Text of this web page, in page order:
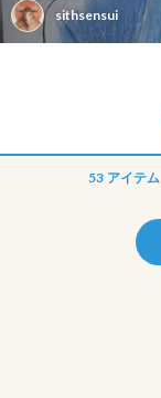
sithsensui
53 アイテム